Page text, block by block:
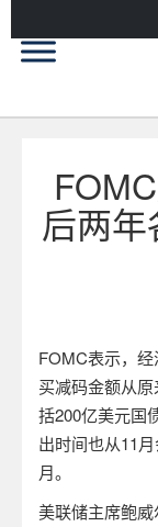
后两
FOMC表示，
买减码金额从原
括200亿美元国
出时间也从11
月。
美联储主席鲍